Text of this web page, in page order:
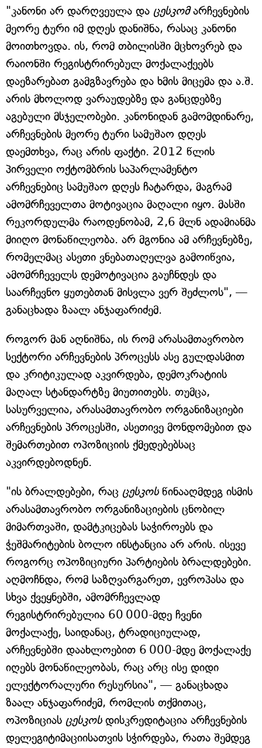
"კანონი არ დარღვეულა და ცესკომარჩევნების
მეორე ტური იმ დღეს დანიშნა, რასაც კანონი
მოითხოვდა. ის, რომ თბილისში მცხოვრებ და
რაიონში რეგისტრირებულ მოქალაქეებს
დაეზარებათ გამგზავრება და ხმის მიცემა და ა.შ.
არის მხოლოდ ვარაუდებზე და განცდებზე
აგებული მსჯელობები. კანონიდან გამომდინარე,
არჩევნების მეორე ტური სამუშაო დღეს
დაემთხვა, რაც არის ფაქტი. 2012 წლის
პირველი ოქტომბრის საპარლამენტო
არჩევნებიც სამუშაო დღეს ჩატარდა, მაგრამ
ამომრჩეველთა მოტივაცია მაღალი იყო. მასში
რეკორდულმა რაოდენობამ, 2,6 მლნ ადამიანმა
მიიღო მონაწილეობა. არ მგონია ამ არჩევნებზე,
რომელმაც ასეთი ვნებათაღელვა გამოიწვია,
ამომრჩეველს დემოტივაცია გაუჩნდეს და
საარჩევნო ყუთებთან მისვლა ვერ შეძლოს", —
განაცხადა ზაალ ანჯაფარიძემ.
როგორ მან აღნიშნა, ის რომ არასამთავრობო
სექტორი არჩევნების პროცესს ასე გულდასმით
და კრიტიკულად აკვირდება, დემოკრატიის
მაღალ სტანდარტზე მიუთითებს. თუმცა,
სასურველია, არასამთავრობო ორგანიზაციები
არჩევნების პროცესში, ასეთივე მონდომებით და
შემართებით ოპოზიციის ქმედებებსაც
აკვირდებოდნენ.
"ის ბრალდებები, რაც ცესკოსწინააღმდეგ ისმის
არასამთავრობო ორგანიზაციების ცნობილ
მიმართვაში, დამტკიცებას საჭიროებს და
ჭეშმარიტების ბოლო ინსტანცია არ არის. ისევე
როგორც ოპოზიციური პარტიების ბრალდებები.
აღმოჩნდა, რომ საზღვარგარეთ, ევროპასა და
სხვა ქვეყნებში, ამომრჩევლად
რეგისტრირებულია 60 000-მდე ჩვენი
მოქალაქე, საიდანაც, ტრადიციულად,
არჩევნებში დაახლოებით 6 000-მდე მოქალაქე
იღებს მონაწილეობას, რაც არც ისე დიდი
ელექტორალური რესურსია", — განაცხადა
ზაალ ანჯაფარიძემ, რომლის თქმითაც,
ოპოზიციას ცესკოსდისკრედიტაცია არჩევნების
დელეგიტიმაციისათვის სჭირდება, რათა შემდეგ